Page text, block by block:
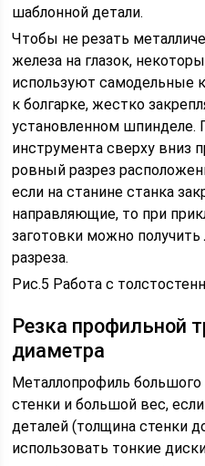
шаблонной детали.
Чтобы не резать
железа на глазок,
используют самодельные
к болгарке, жестко
установленном
инструмента сверху вниз
ровный разрез
если на станине станка
направляющие, то при
заготовки можно
разреза.
Рис.5 Работа с
Резка профильной
диаметра
Металлопрофиль
стенки и большой вес,
деталей (толщина стенки
использовать тонкие